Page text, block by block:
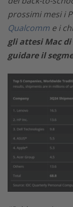
prossimi mesi i
Qualcomm e i
gli attesi Mac
guidare il